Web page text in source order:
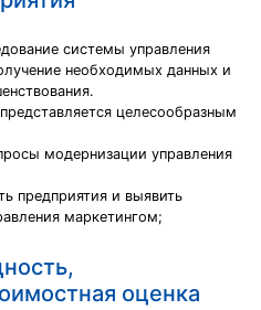
системы управления
необходимых данных и
целесообразным
модернизации управления
предприятия и выявить
маркетингом;
оценка